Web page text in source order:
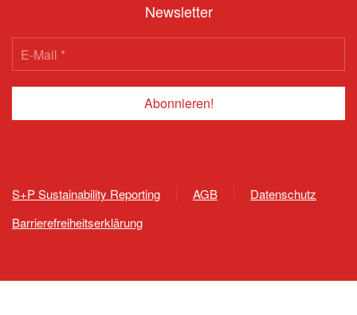
Newsletter
S+P Sustainability Reporting AGB
Datenschutz
Barrierefreiheitserklärung